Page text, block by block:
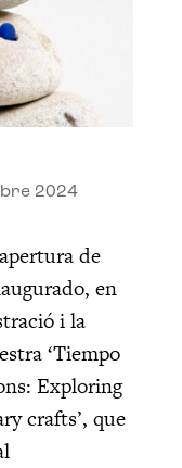
2024
de
en
i la
‘Tiempo
Exploring
crafts’, que